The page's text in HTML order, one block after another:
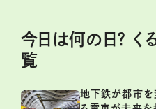
今日は何の日？ く
覧
地下鉄が都市を